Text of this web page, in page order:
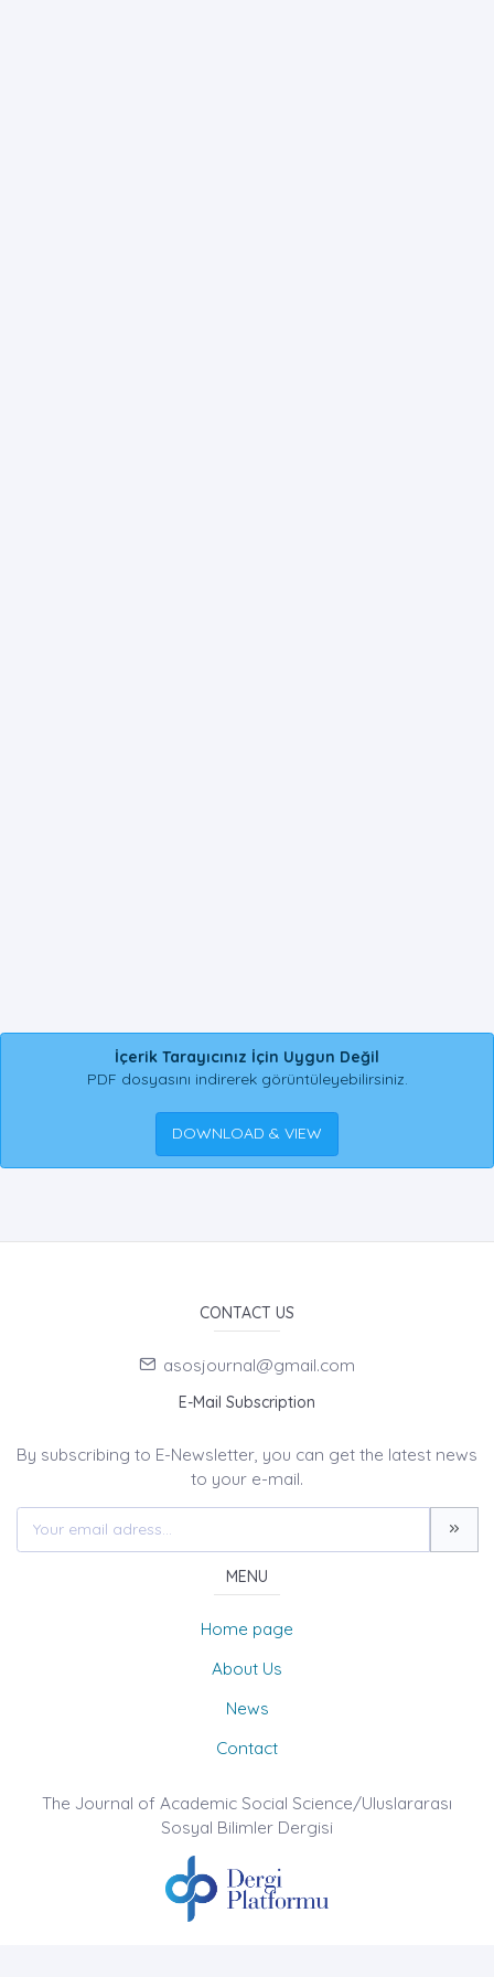
İçerik Tarayıcınız İçin Uygun Değil
PDF dosyasını indirerek görüntüleyebilirsiniz.
DOWNLOAD & VIEW
CONTACT US
asosjournal@gmail.com
E-Mail Subscription
By subscribing to E-Newsletter, you can get the latest news
to your e-mail.
MENU
Home page
About Us
News
Contact
The Journal of Academic Social Science/Uluslararası
Sosyal Bilimler Dergisi